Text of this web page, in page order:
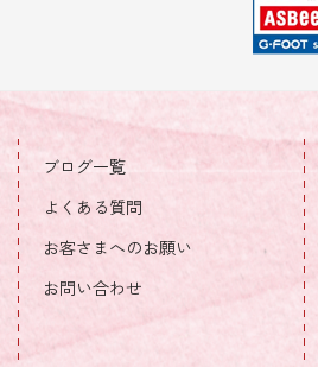
ブログ一覧
よくある質問
お客さまへのお願い
お問い合わせ